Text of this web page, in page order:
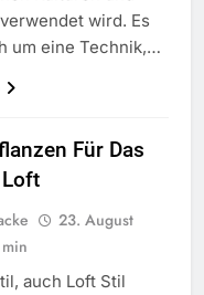
wird. Es
um eine Technik,…
Für Das
23. August
auch Loft Stil